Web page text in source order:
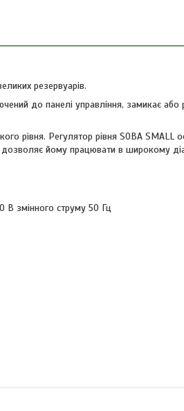
резервуарів.
до панелі управління, замикає
рівня. Регулятор рівня SOBA
дозволяє йому працювати в широкому
В змінного струму 50 Гц